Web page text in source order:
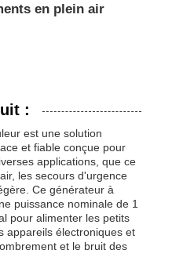
en plein air
:
est une solution
et fiable conçue pour
applications, que ce
les secours d'urgence
Ce générateur à
puissance nominale de 1
pour alimenter les petits
appareils électroniques et
et le bruit des